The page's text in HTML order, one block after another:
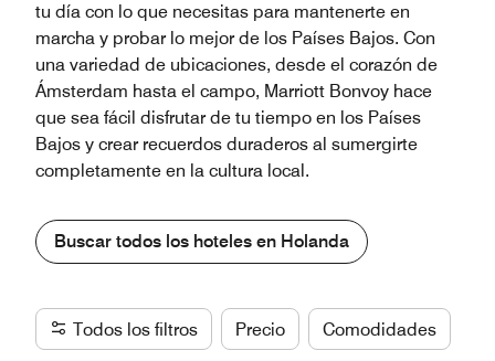
tu día con lo que necesitas para mantenerte en
marcha y probar lo mejor de los Países Bajos. Con
una variedad de ubicaciones, desde el corazón de
Ámsterdam hasta el campo, Marriott Bonvoy hace
que sea fácil disfrutar de tu tiempo en los Países
Bajos y crear recuerdos duraderos al sumergirte
completamente en la cultura local.
Buscar todos los hoteles en Holanda
Todos los filtros Precio Comodidades